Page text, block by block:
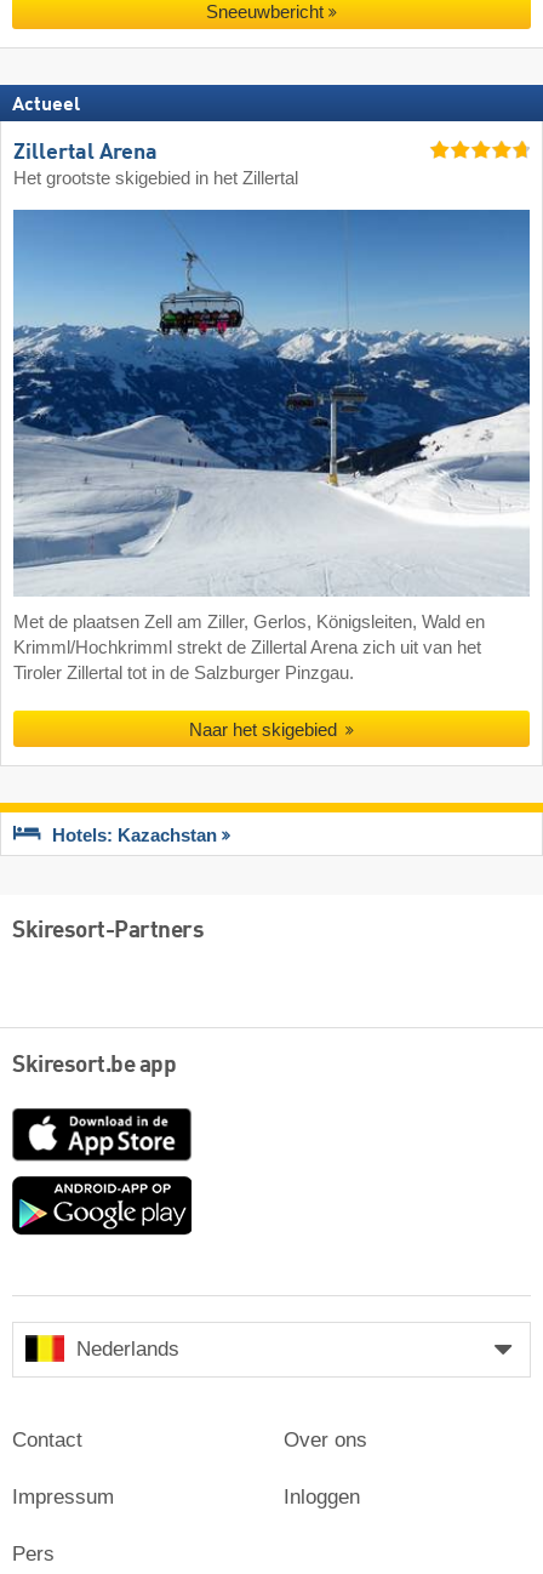
Sneeuwbericht
Actueel
Zillertal Arena
Het grootste skigebied in het Zillertal
Met de plaatsen Zell am Ziller, Gerlos, Königsleiten, Wald en
Krimml/Hochkrimml strekt de Zillertal Arena zich uit van het
Tiroler Zillertal tot in de Salzburger Pinzgau.
Naar het skigebied
Hotels: Kazachstan
Skiresort-Partners
Skiresort.be app
App
Google
Nederlands
Contact
Impressum
Pers
Over ons
Inloggen